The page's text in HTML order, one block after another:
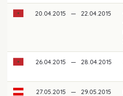
20.04.2015 — 22.04.2015
26.04.2015 — 28.04.2015
27.05.2015 — 29.05.2015